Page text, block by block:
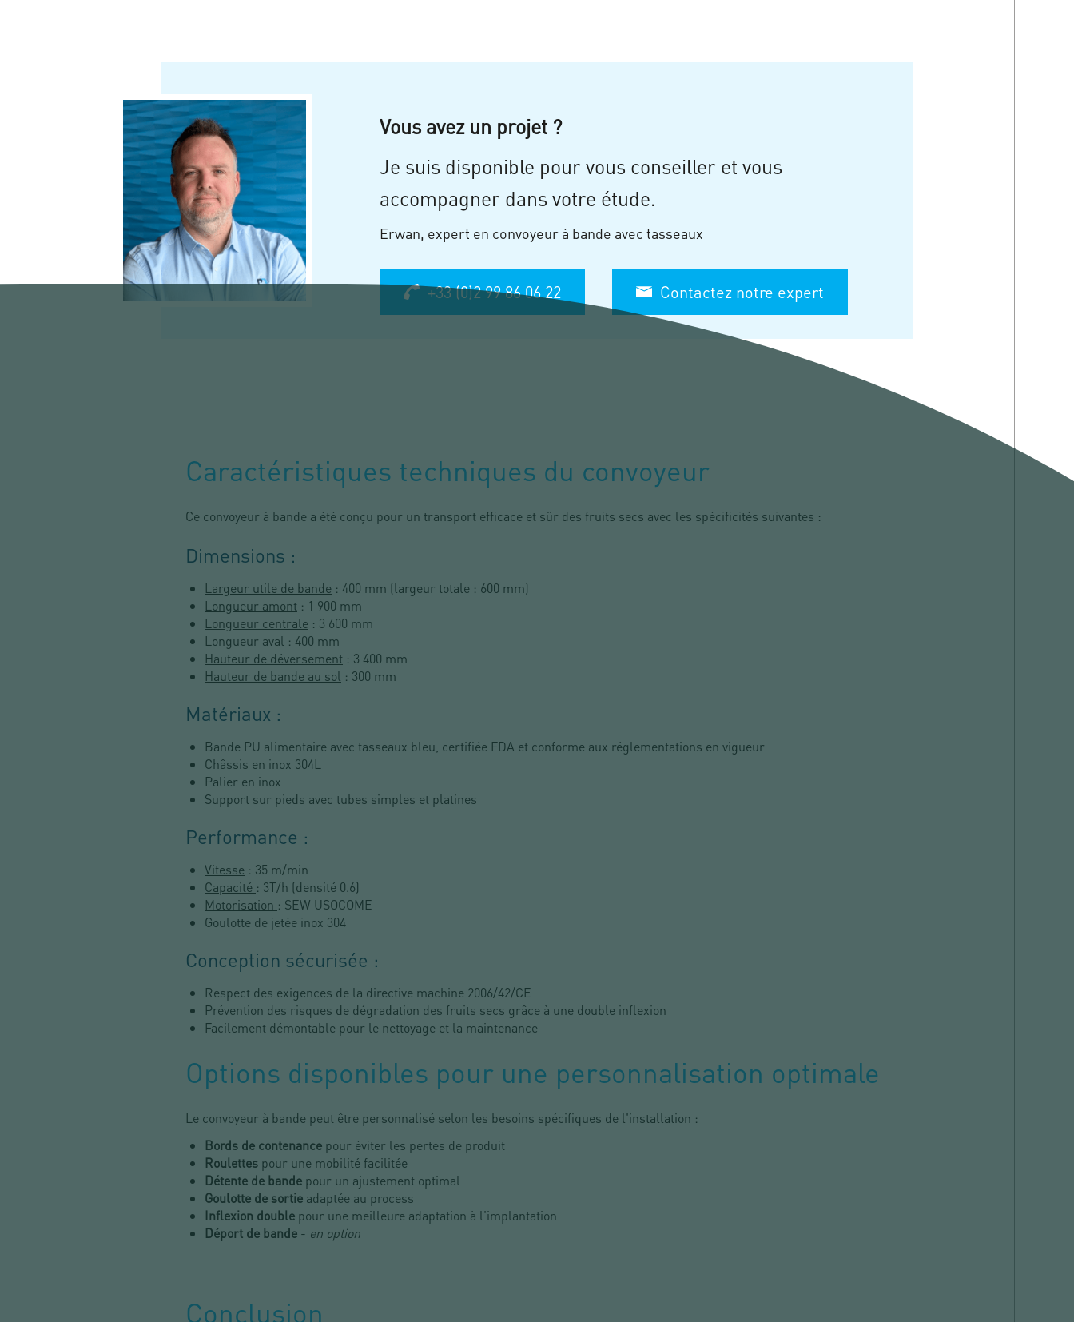
Vous avez un projet ?
Je suis disponible pour vous conseiller et vous
accompagner dans votre étude.
Erwan, expert en convoyeur à bande avec tasseaux
+33 (0)2 99 86 06 22 Contactez notre expert
Caractéristiques techniques du convoyeur
Ce convoyeur à bande a été conçu pour un transport efficace et sûr des fruits secs avec les spécificités suivantes :
Dimensions :
Largeur utile de bande : 400 mm (largeur totale : 600 mm)
Longueur amont : 1 900 mm
Longueur centrale : 3 600 mm
Longueur aval : 400 mm
Hauteur de déversement : 3 400 mm
Hauteur de bande au sol : 300 mm
Matériaux :
Bande PU alimentaire avec tasseaux bleu, certifiée FDA et conforme aux réglementations en vigueur
Châssis en inox 304L
Palier en inox
Support sur pieds avec tubes simples et platines
Performance :
Vitesse : 35 m/min
Capacité : 3T/h (densité 0.6)
Motorisation : SEW USOCOME
Goulotte de jetée inox 304
Conception sécurisée :
Respect des exigences de la directive machine 2006/42/CE
Prévention des risques de dégradation des fruits secs grâce à une double inflexion
Facilement démontable pour le nettoyage et la maintenance
Options disponibles pour une personnalisation optimale
Le convoyeur à bande peut être personnalisé selon les besoins spécifiques de l'installation :
Bords de contenance pour éviter les pertes de produit
Roulettes pour une mobilité facilitée
Détente de bande pour un ajustement optimal
Goulotte de sortie adaptée au process
Inflexion double pour une meilleure adaptation à l'implantation
Déport de bande - en option
Conclusion